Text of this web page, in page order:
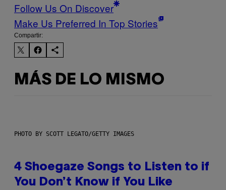
Follow Us On Discover
Make Us Preferred In Top Stories
Compartir:
MÁS DE LO MISMO
PHOTO BY SCOTT LEGATO/GETTY IMAGES
4 Shoegaze Songs to Listen to if
You Don’t Know if You Like